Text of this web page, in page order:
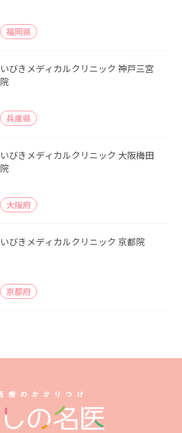
福岡県
いびきメディカルクリニック 神戸三宮
院
兵庫県
いびきメディカルクリニック 大阪梅田
院
大阪府
いびきメディカルクリニック 京都院
京都府